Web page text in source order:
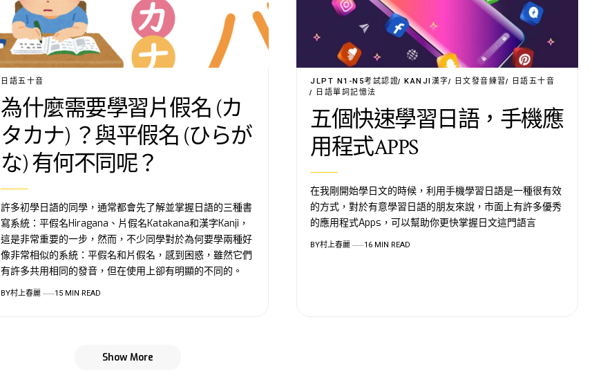
日語五十音
為什麼需要學習片假名 (カ
タカナ) ？與平假名 (ひらが
な) 有何不同呢？
許多初學日語的同學，通常都會先了解並掌握日語的三種書
寫系統：平假名Hiragana、片假名Katakana和漢字Kanji，
這是非常重要的一步，然而，不少同學對於為何要學兩種好
像非常相似的系統：平假名和片假名，感到困惑，雖然它們
有許多共用相同的發音，但在使用上卻有明顯的不同的。
BY村上春麗 15 MIN READ
JLPT N1-N5考試認證 KANJI漢字 日文發音練習
日語五十音
日語單詞記憶法
五個快速學習日語，手機應
用程式APPS
在我剛開始學日文的時候，利用手機學習日語是一種很有效
的方式，對於有意學習日語的朋友來說，市面上有許多優秀
的應用程式Apps，可以幫助你更快掌握日文這門語言
BY村上春麗 16 MIN READ
Show More